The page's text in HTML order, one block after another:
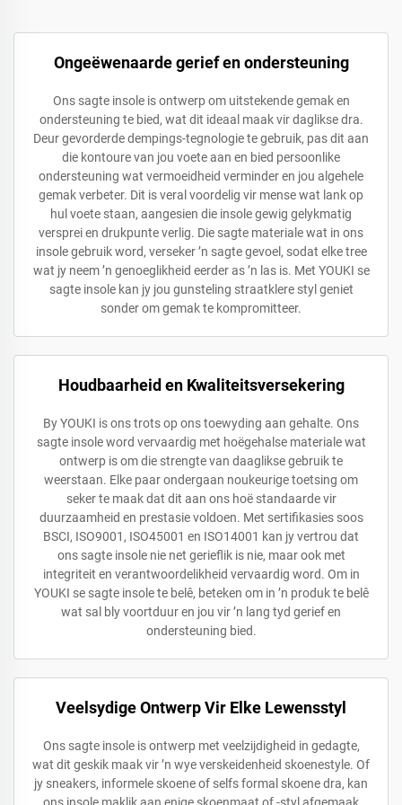
Ongeëwenaarde gerief en ondersteuning
Ons sagte insole is ontwerp om uitstekende gemak en
ondersteuning te bied, wat dit ideaal maak vir daglikse dra.
Deur gevorderde dempings-tegnologie te gebruik, pas dit aan
die kontoure van jou voete aan en bied persoonlike
ondersteuning wat vermoeidheid verminder en jou algehele
gemak verbeter. Dit is veral voordelig vir mense wat lank op
hul voete staan, aangesien die insole gewig gelykmatig
versprei en drukpunte verlig. Die sagte materiale wat in ons
insole gebruik word, verseker ’n sagte gevoel, sodat elke tree
wat jy neem ’n genoeglikheid eerder as ’n las is. Met YOUKI se
sagte insole kan jy jou gunsteling straatklere styl geniet
sonder om gemak te kompromitteer.
Houdbaarheid en Kwaliteitsversekering
By YOUKI is ons trots op ons toewyding aan gehalte. Ons
sagte insole word vervaardig met hoëgehalse materiale wat
ontwerp is om die strengte van daaglikse gebruik te
weerstaan. Elke paar ondergaan noukeurige toetsing om
seker te maak dat dit aan ons hoë standaarde vir
duurzaamheid en prestasie voldoen. Met sertifikasies soos
BSCI, ISO9001, ISO45001 en ISO14001 kan jy vertrou dat
ons sagte insole nie net gerieflik is nie, maar ook met
integriteit en verantwoordelikheid vervaardig word. Om in
YOUKI se sagte insole te belê, beteken om in ’n produk te belê
wat sal bly voortduur en jou vir ’n lang tyd gerief en
ondersteuning bied.
Veelsydige Ontwerp Vir Elke Lewensstyl
Ons sagte insole is ontwerp met veelzijdigheid in gedagte,
wat dit geskik maak vir ’n wye verskeidenheid skoenestyle. Of
jy sneakers, informele skoene of selfs formal skoene dra, kan